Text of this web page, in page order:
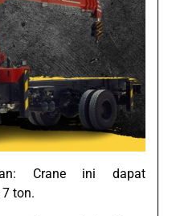
Crane ini dapat
ton.